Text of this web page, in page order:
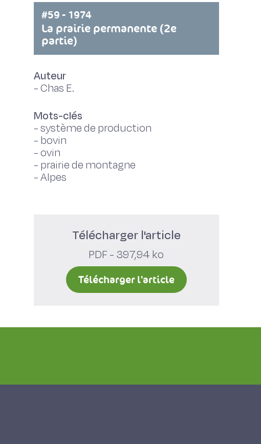
#59 - 1974
La prairie permanente (2e
partie)
Auteur
-Chas E.
Mots-clés
-système de production
- bovin
-ovin
- prairie de montagne
-Alpes
Télécharger l'article
PDF - 397,94 ko
Télécharger l'article